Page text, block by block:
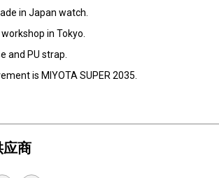
in Japan watch.
in Tokyo.
and PU strap.
is MIYOTA SUPER 2035.
应商